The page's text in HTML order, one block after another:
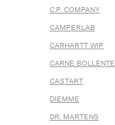
C.P. COMPANY
CAMPERLAB
CARHARTT WIP
CARNE BOLLENTE
CASTART
DIEMME
DR. MARTENS